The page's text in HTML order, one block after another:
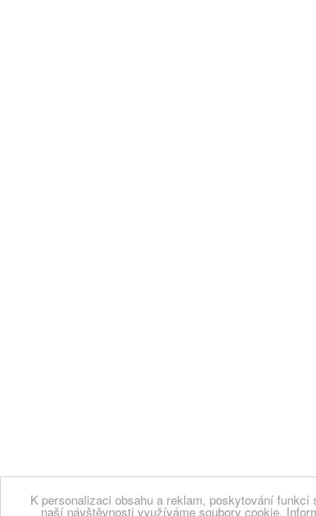
K personalizaci obsahu a reklam, poskytování
naší návštěvnosti využíváme soubory cookie.